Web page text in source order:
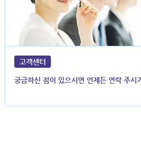
고객센터
궁금하신 점이 있으시면 언제든 연락 주시